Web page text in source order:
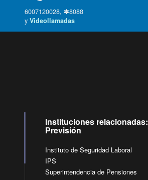
6007120028, ✽8088
yVideollamadas
Instituciones relacionadas:
Previsión
Instituto de Seguridad Laboral
IPS
Superintendencia de Pensiones